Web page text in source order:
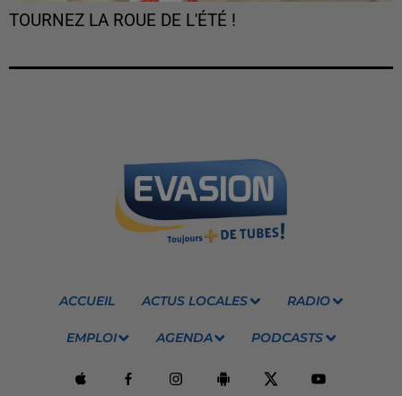
TOURNEZ LA ROUE DE L'ÉTÉ !
ACCUEIL ACTUS LOCALES RADIO
EMPLOI AGENDA PODCASTS